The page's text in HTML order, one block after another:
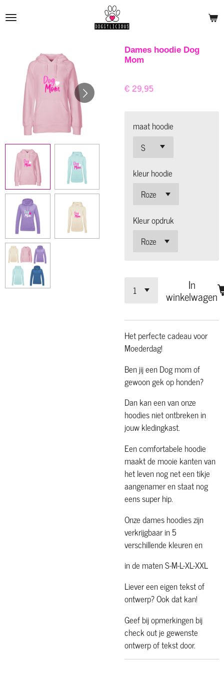
direct
hoofdinhoud
Dames hoodie Dog
Mom
€ 29,95
maat hoodie
kleur hoodie
Kleur opdruk
In
winkelwagen
Het perfecte cadeau voor
Moederdag!
Ben jij een Dog mom of
gewoon gek op honden?
Dan kan een van onze
hoodies niet ontbreken in
jouw kledingkast.
Een comfortabele hoodie
maakt de mooie kanten van
het leven nog net een tikje
aangenamer en staat nog
eens super hip.
Onze dames hoodies zijn
verkrijgbaar in 5
verschillende kleuren en
in de maten S-M-L-XL-XXL
Liever een eigen tekst of
ontwerp? Ook dat kan!
Geef bij opmerkingen bij
check out je gewenste
ontwerp of tekst door.